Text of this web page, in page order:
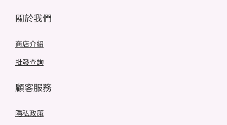
關於我們
商店介紹
批發查詢
顧客服務
隱私政策